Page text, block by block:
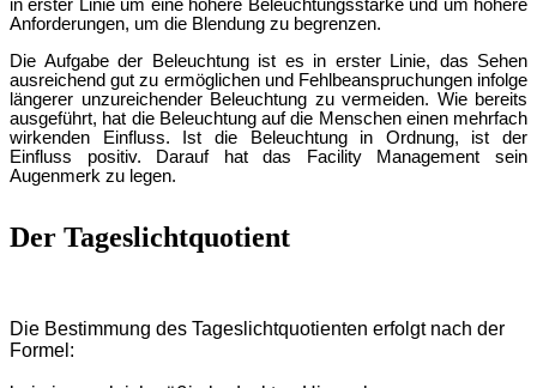
in erster Linie um eine höhere Beleuchtungsstärke und um höhere
Anforderungen, um die Blendung zu begrenzen.
Die Aufgabeder Beleuchtung ist es in erster Linie, das Sehen
ausreichend gut zu ermöglichen und Fehlbeanspruchungen infolge
längerer unzureichender Beleuchtung zu vermeiden. Wie bereits
ausgeführt, hat die Beleuchtung auf die Menschen einen mehrfach
wirkenden Einfluss. Ist die Beleuchtung in Ordnung, ist der
Einfluss positiv. Darauf hat das Facility Management sein
Augenmerk zu legen.
Der Tageslichtquotient
Die Bestimmung des Tageslichtquotienten erfolgt nach der
Formel: